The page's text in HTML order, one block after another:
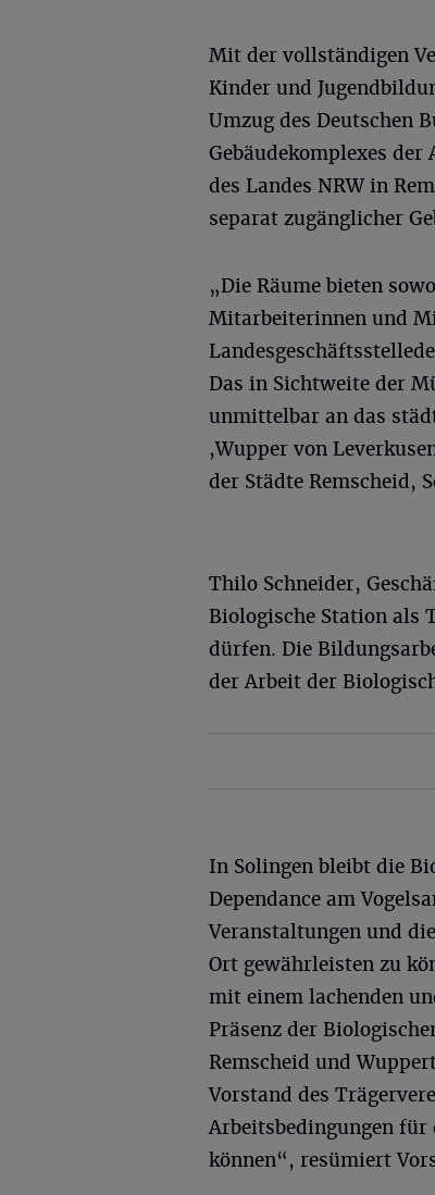
Mit der vollständigen
Kinder und
Umzug des Deutschen
Gebäudekomplexes
des Landes NRW in
separat zugänglicher
„Die Räume bieten
Mitarbeiterinnen und
Das in Sichtweite der
unmittelbar an das
,Wupper von
der Städte Remscheid,
Thilo Schneider,
Biologische Station als
dürfen. Die
der Arbeit der
In Solingen bleibt die
Dependance am
Veranstaltungen und
Ort gewährleisten zu
mit einem lachenden
Präsenz der
Remscheid und
Vorstand des
Arbeitsbedingungen für
können“, resümiert